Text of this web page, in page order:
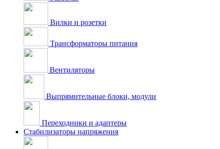
Вилки и розетки
Трансформаторы питания
Вентиляторы
Выпрямительные блоки, модули
Переходники и адаптеры
Стабилизаторы напряжения